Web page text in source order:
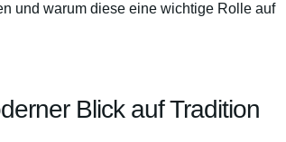
und warum diese eine wichtige Rolle auf
Blick auf Tradition